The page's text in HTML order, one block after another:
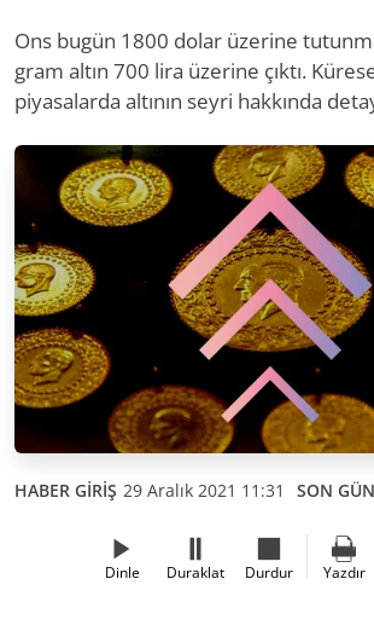
Ons bugün 1800 dolar üzerine
gram altın 700 lira üzerine çıktı.
piyasalarda altının seyri hakkında
HABER GİRİŞ 29 Aralık 2021 11:31 SON
Dinle Duraklat Durdur Yazdır